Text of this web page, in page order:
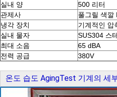
실내 양
500 리터
관제사
풀그릴 색깔
냉각 장치
기계적인 압
실내 물자
SUS304 스
최대 소음
65 dBA
전력 공급
380V
온도 습도 AgingTest 기계의 세